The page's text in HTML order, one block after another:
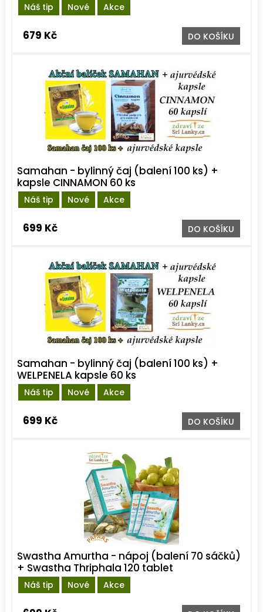
Náš tip Nové Akce
679 Kč DO KOŠÍKU
Náš tip Nové Akce
Samahan - bylinný čaj (balení 100 ks) +
kapsle CINNAMON 60 ks
699 Kč DO KOŠÍKU
Náš tip Nové Akce
Samahan - bylinný čaj (balení 100 ks) +
WELPENELA kapsle 60 ks
699 Kč DO KOŠÍKU
Náš tip Nové Akce
Swastha Amurtha - nápoj (balení 70 sáčků)
+ Swastha Thriphala 120 tablet